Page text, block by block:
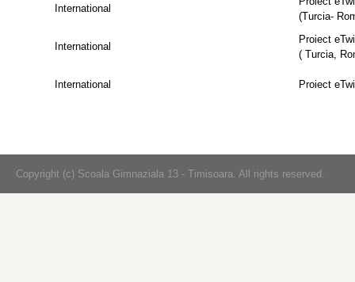
International
(Turcia-
International
Proiect
( Turcia,
International Proiect
Copyright (c) Scoala Gimnaziala 13 - Timisoara. All rights reserved.